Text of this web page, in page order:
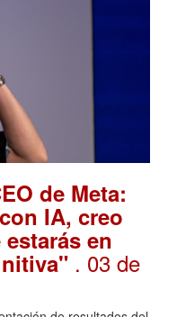
de Meta:
IA, creo
en
. 03 de